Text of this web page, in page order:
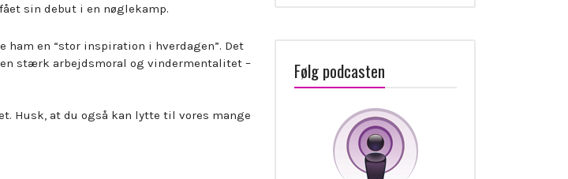
sin debut i en nøglekamp.
en “stor inspiration i hverdagen”. Det
stærk arbejdsmoral og vindermentalitet –
Husk, at du også kan lytte til vores mange
Følg podcasten